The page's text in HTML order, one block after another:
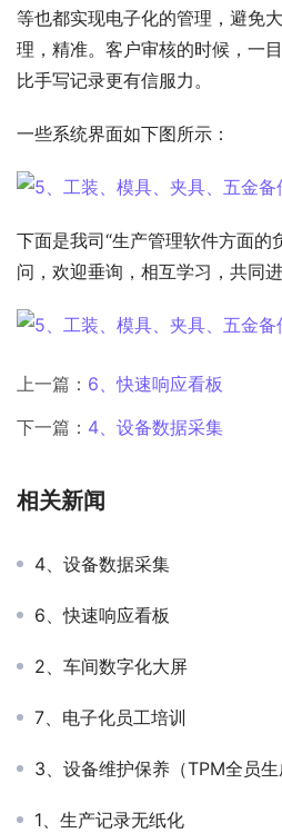
等也都实现电子化的管理，避免
理，精准。客户审核的时候，一
比手写记录更有信服力。
一些系统界面如下图所示：
下面是我司“生产管理软件方面的
问，欢迎垂询，相互学习，共同进
上一篇： 6、快速响应看板
下一篇： 4、设备数据采集
相关新闻
4、设备数据采集
6、快速响应看板
2、车间数字化大屏
7、电子化员工培训
3、设备维护保养（TPM全员生
1、生产记录无纸化